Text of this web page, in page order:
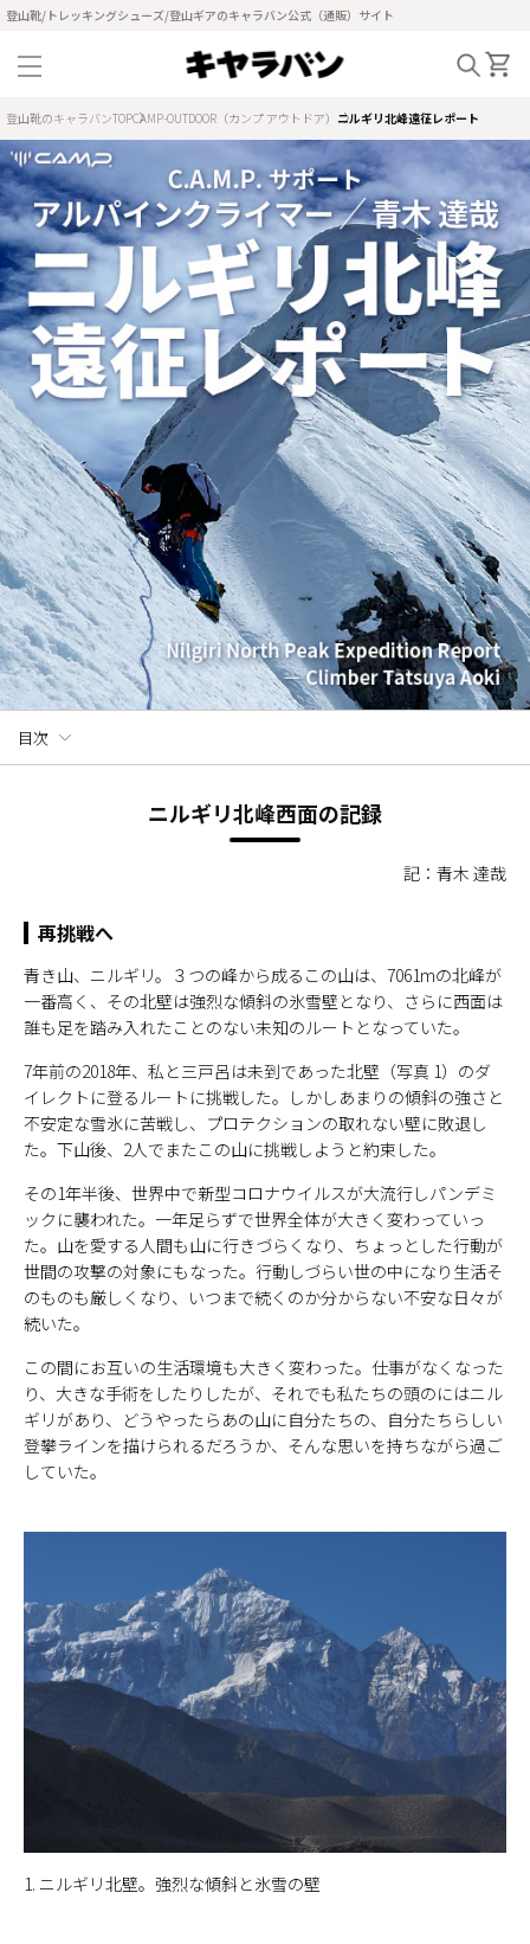
登山靴/トレッキングシューズ/登山ギアのキャラバン公式（通販）サイト
登山靴のキャラバンTOPCAMP-OUTDOOR（カンプ アウトドア） ニルギリ北峰遠征レポート
目次
ニルギリ北峰西面の記録
記：青木 達哉
再挑戦へ
青き山、ニルギリ。３つの峰から成るこの山は、7061mの北峰が
一番高く、その北壁は強烈な傾斜の氷雪壁となり、さらに西面は
誰も足を踏み入れたことのない未知のルートとなっていた。
7年前の2018年、私と三戸呂は未到であった北壁（写真 1）のダ
イレクトに登るルートに挑戦した。しかしあまりの傾斜の強さと
不安定な雪氷に苦戦し、プロテクションの取れない壁に敗退し
た。下山後、2人でまたこの山に挑戦しようと約束した。
その1年半後、世界中で新型コロナウイルスが大流行しパンデミ
ックに襲われた。一年足らずで世界全体が大きく変わっていっ
た。山を愛する人間も山に行きづらくなり、ちょっとした行動が
世間の攻撃の対象にもなった。行動しづらい世の中になり生活そ
のものも厳しくなり、いつまで続くのか分からない不安な日々が
続いた。
この間にお互いの生活環境も大きく変わった。仕事がなくなった
り、大きな手術をしたりしたが、それでも私たちの頭のにはニル
ギリがあり、どうやったらあの山に自分たちの、自分たちらしい
登攀ラインを描けられるだろうか、そんな思いを持ちながら過ご
していた。
1. ニルギリ北壁。強烈な傾斜と氷雪の壁